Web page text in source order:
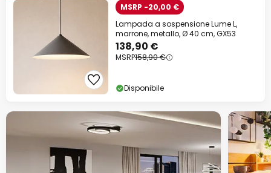
MSRP -20,00 €
Lampada a sospensione Lume L,
marrone, metallo, Ø 40 cm, GX53
138,90 €
MSRP158,90 €
Disponibile